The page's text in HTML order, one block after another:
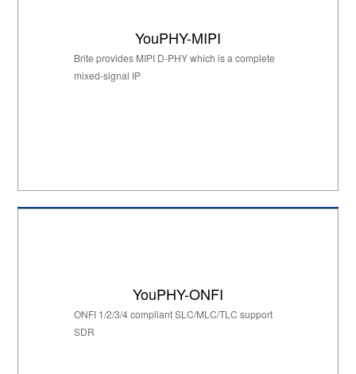
YouPHY-MIPI
Brite provides MIPI D-PHY which is a complete
mixed-signal IP
YouPHY-ONFI
ONFI 1/2/3/4 compliant SLC/MLC/TLC support
SDR